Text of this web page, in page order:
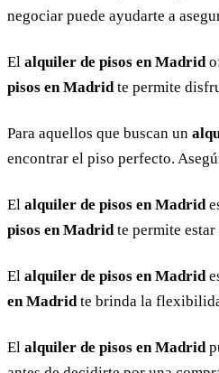
negociar puede ayudarte a
El alquiler de pisos en Madrid
pisos en Madridte permite
Para aquellos que buscan un
encontrar el piso perfecto.
El alquiler de pisos en Madrid
pisos en Madridte permite estar
El alquiler de pisos en Madrid
en Madridte brinda la
El alquiler de pisos en Madrid